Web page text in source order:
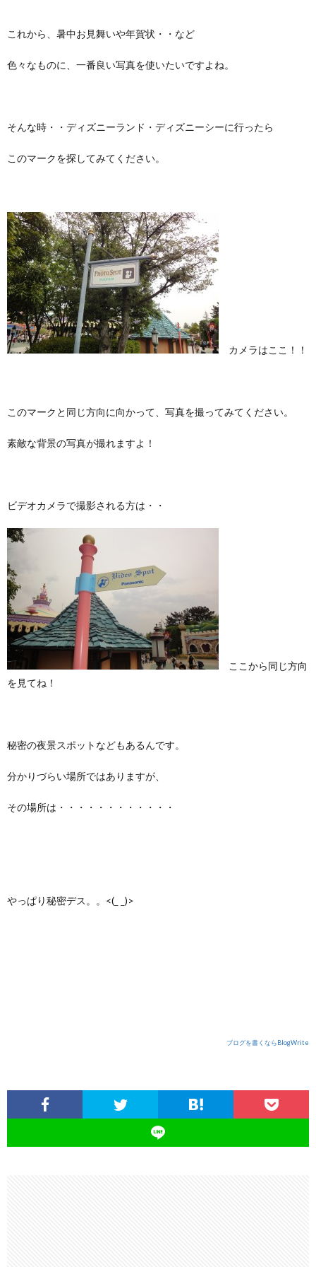
これから、暑中お見舞いや年賀状・・など
色々なものに、一番良い写真を使いたいですよね。
そんな時・・ディズニーランド・ディズニーシーに行ったら
このマークを探してみてください。
カメラはここ！！
このマークと同じ方向に向かって、写真を撮ってみてください。
素敵な背景の写真が撮れますよ！
ビデオカメラで撮影される方は・・
ここから同じ方向
を見てね！
秘密の夜景スポットなどもあるんです。
分かりづらい場所ではありますが、
その場所は・・・・・・・・・・・・
やっぱり秘密デス。。<(_ _)>
ブログを書くならBlogWrite